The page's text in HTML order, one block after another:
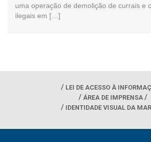
uma operação de demolição de currais e
ilegais em […]
LEI DE ACESSO À
ÁREA DE IMPRENSA
IDENTIDADE VISUAL DA